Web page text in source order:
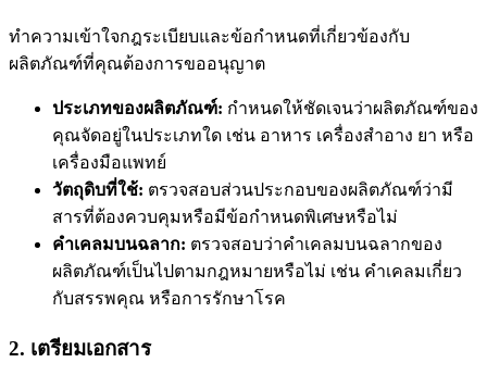
ทำความเข้าใจกฎระเบียบและข้อกำหนดที่เกี่ยวข้องกับ
ผลิตภัณฑ์ที่คุณต้องการขออนุญาต
ประเภทของผลิตภัณฑ์: กำหนดให้ชัดเจนว่าผลิตภัณฑ์ของ
คุณจัดอยู่ในประเภทใด เช่น อาหาร เครื่องสำอาง ยา หรือ
เครื่องมือแพทย์
วัตถุดิบที่ใช้: ตรวจสอบส่วนประกอบของผลิตภัณฑ์ว่ามี
สารที่ต้องควบคุมหรือมีข้อกำหนดพิเศษหรือไม่
คำเคลมบนฉลาก: ตรวจสอบว่าคำเคลมบนฉลากของ
ผลิตภัณฑ์เป็นไปตามกฎหมายหรือไม่ เช่น คำเคลมเกี่ยว
กับสรรพคุณ หรือการรักษาโรค
2. เตรียมเอกสาร